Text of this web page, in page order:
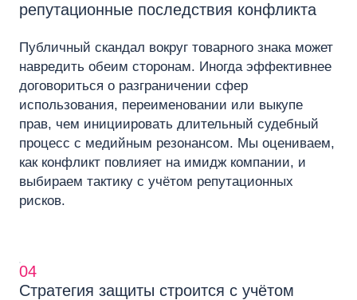
репутационные последствия конфликта
Публичный скандал вокруг товарного знака может
навредить обеим сторонам. Иногда эффективнее
договориться о разграничении сфер
использования, переименовании или выкупе
прав, чем инициировать длительный судебный
процесс с медийным резонансом. Мы оцениваем,
как конфликт повлияет на имидж компании, и
выбираем тактику с учётом репутационных
рисков.
04
Стратегия защиты строится с учётом